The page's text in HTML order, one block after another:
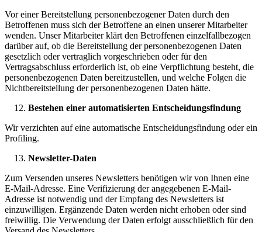
Vor einer Bereitstellung personenbezogener Daten durch den
Betroffenen muss sich der Betroffene an einen unserer Mitarbeiter
wenden. Unser Mitarbeiter klärt den Betroffenen einzelfallbezogen
darüber auf, ob die Bereitstellung der personenbezogenen Daten
gesetzlich oder vertraglich vorgeschrieben oder für den
Vertragsabschluss erforderlich ist, ob eine Verpflichtung besteht, die
personenbezogenen Daten bereitzustellen, und welche Folgen die
Nichtbereitstellung der personenbezogenen Daten hätte.
Bestehen einer automatisierten Entscheidungsfindung
Wir verzichten auf eine automatische Entscheidungsfindung oder ein
Profiling.
Newsletter-Daten
Zum Versenden unseres Newsletters benötigen wir von Ihnen eine
E-Mail-Adresse. Eine Verifizierung der angegebenen E-Mail-
Adresse ist notwendig und der Empfang des Newsletters ist
einzuwilligen. Ergänzende Daten werden nicht erhoben oder sind
freiwillig. Die Verwendung der Daten erfolgt ausschließlich für den